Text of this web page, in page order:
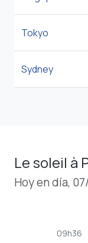
Tokyo
Sydney
Le soleil à
Hoy en día,
09h36